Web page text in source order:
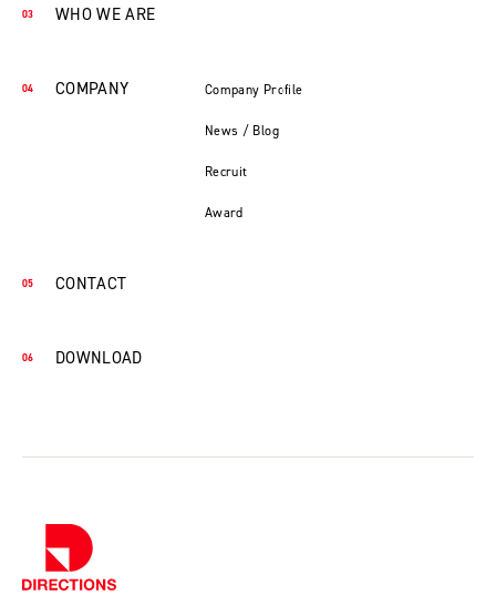
WHO WE ARE
COMPANY Company Profile
News / Blog
Recruit
Award
CONTACT
DOWNLOAD